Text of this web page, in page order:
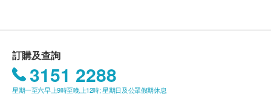
訂購及查詢
3151 2288
星期一至六早上9時至晚上12時; 星期日及公眾假期休息